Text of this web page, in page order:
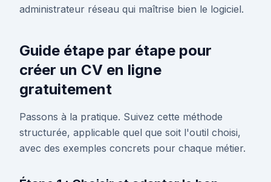
administrateur réseau qui maîtrise bien le logiciel.
Guide étape par étape pour
créer un CV en ligne
gratuitement
Passons à la pratique. Suivez cette méthode
structurée, applicable quel que soit l'outil choisi,
avec des exemples concrets pour chaque métier.